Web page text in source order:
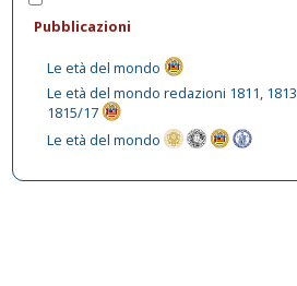
Pubblicazioni
Le età del mondo
Le età del mondo redazioni 1811, 1813,
1815/17
Le età del mondo